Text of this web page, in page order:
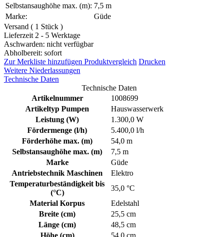
Selbstansaughöhe max. (m): 7,5 m
Marke:
Güde
Versand ( 1 Stück )
Lieferzeit 2 - 5 Werktage
Aschwarden: nicht verfügbar
Abholbereit: sofort
Zur Merkliste hinzufügen Produktvergleich Drucken
Weitere Niederlassungen
Technische Daten
Technische Daten
Artikelnummer
1008699
Artikeltyp Pumpen
Hauswasserwerk
Leistung (W)
1.300,0 W
Fördermenge (l/h)
5.400,0 l/h
Förderhöhe max. (m)
54,0 m
Selbstansaughöhe max. (m)
7,5 m
Marke
Güde
Antriebstechnik Maschinen
Elektro
Temperaturbeständigkeit bis
(°C)
35,0 °C
Material Korpus
Edelstahl
Breite (cm)
25,5 cm
Länge (cm)
48,5 cm
Höhe (cm)
54,0 cm